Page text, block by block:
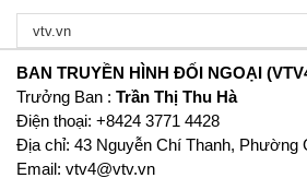
BAN TRUYỀN HÌNH ĐỐI NGOẠI
Trưởng Ban : Trần Thị Thu Hà
Ðiện thoại: +8424 3771 4428
Địa chỉ: 43 Nguyễn Chí Thanh, Phường
Email: vtv4@vtv.vn